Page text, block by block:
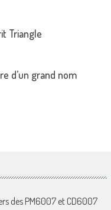
Triangle
d’un grand nom
des PM6007 et CD6007